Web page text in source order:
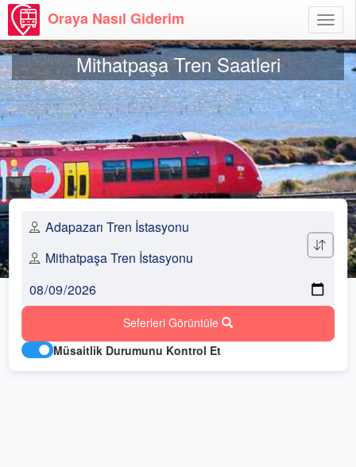
Aç
Oraya Nasıl Giderim
Mithatpaşa Tren Saatleri
Seferleri Görüntüle
Müsaitlik Durumunu Kontrol Et